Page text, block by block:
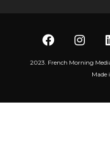
2023. French Morning
Made